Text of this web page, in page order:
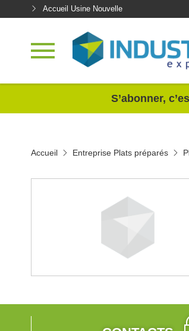
Accueil Usine Nouvelle
S’abonner,
Accueil Entreprise Plats préparés